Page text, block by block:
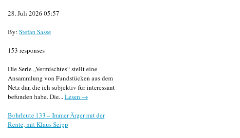
28. Juli 2026 05:57
By: Stefan Sasse
153 responses
Die Serie „Vermischtes“ stellt eine
Ansammlung von Fundstücken aus dem
Netz dar, die ich subjektiv für interessant
befunden habe. Die...Lesen →
Bohrleute 133 – Immer Ärger mit der
Rente, mit Klaus Seipp